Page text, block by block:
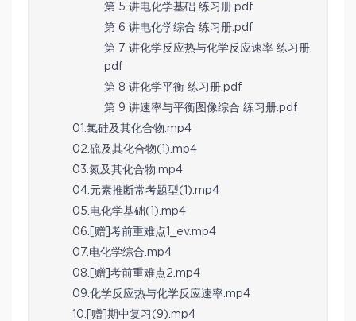
第 5 讲电化学基础 练习册.pdf
第 6 讲电化学综合 练习册.pdf
第 7 讲化学反应热与化学反应速率 练习册.
pdf
第 8 讲化学平衡 练习册.pdf
第 9 讲速率与平衡图像综合 练习册.pdf
01.氯硅及其化合物.mp4
02.硫及其化合物(1).mp4
03.氮及其化合物.mp4
04.元素推断常考题型(1).mp4
05.电化学基础(1).mp4
06.[赠]考前重难点1_ev.mp4
07.电化学综合.mp4
08.[赠]考前重难点2.mp4
09.化学反应热与化学反应速率.mp4
10.[赠]期中复习(9).mp4